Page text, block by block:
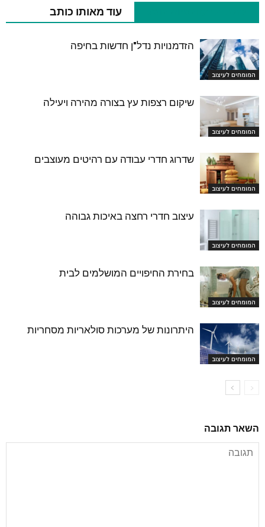
עוד מאותו כותב
המומחים לעיצוב
הזדמנויות נדל"ן חדשות בחיפה
המומחים לעיצוב
שיקום רצפות עץ בצורה מהירה ויעילה
המומחים לעיצוב
שדרוג חדרי עבודה עם רהיטים מעוצבים
המומחים לעיצוב
עיצוב חדרי רחצה באיכות גבוהה
המומחים לעיצוב
בחירת החיפויים המושלמים לבית
המומחים לעיצוב
היתרונות של מערכות סולאריות מסחריות
השאר תגובה